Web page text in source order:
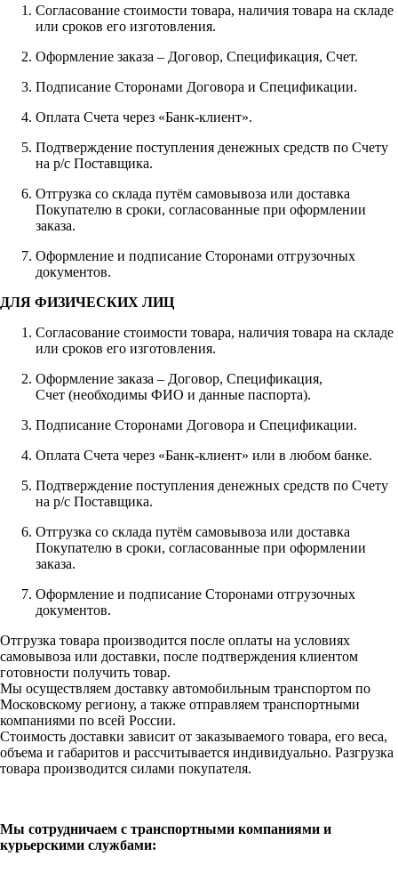
Согласование стоимости товара, наличия товара на складе
или сроков его изготовления.
Оформление заказа – Договор, Спецификация, Счет.
Подписание Сторонами Договора и Спецификации.
Оплата Счета через «Банк-клиент».
Подтверждение поступления денежных средств по Счету
на р/с Поставщика.
Отгрузка со склада путём самовывоза или доставка
Покупателю в сроки, согласованные при оформлении
заказа.
Оформление и подписание Сторонами отгрузочных
документов.
ДЛЯ ФИЗИЧЕСКИХ ЛИЦ
Согласование стоимости товара, наличия товара на складе
или сроков его изготовления.
Оформление заказа – Договор, Спецификация,
Счет (необходимы ФИО и данные паспорта).
Подписание Сторонами Договора и Спецификации.
Оплата Счета через «Банк-клиент» или в любом банке.
Подтверждение поступления денежных средств по Счету
на р/с Поставщика.
Отгрузка со склада путём самовывоза или доставка
Покупателю в сроки, согласованные при оформлении
заказа.
Оформление и подписание Сторонами отгрузочных
документов.
Отгрузка товара производится после оплаты на условиях
самовывоза или доставки, после подтверждения клиентом
готовности получить товар.
Мы осуществляем доставку автомобильным транспортом по
Московскому региону, а также отправляем транспортными
компаниями по всей России.
Стоимость доставки зависит от заказываемого товара, его веса,
объема и габаритов и рассчитывается индивидуально. Разгрузка
товара производится силами покупателя.
Мы сотрудничаем с транспортными компаниями и
курьерскими службами: